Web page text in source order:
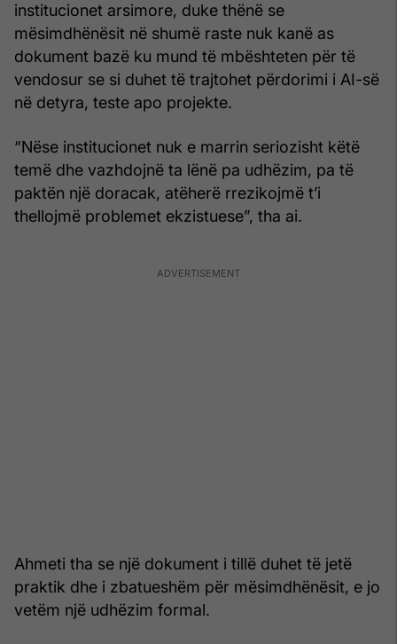
institucionet arsimore, duke thënë se
mësimdhënësit në shumë raste nuk kanë as
dokument bazë ku mund të mbështeten për të
vendosur se si duhet të trajtohet përdorimi i AI-së
në detyra, teste apo projekte.
“Nëse institucionet nuk e marrin seriozisht këtë
temë dhe vazhdojnë ta lënë pa udhëzim, pa të
paktën një doracak, atëherë rrezikojmë t’i
thellojmë problemet ekzistuese”, tha ai.
Ahmeti tha se një dokument i tillë duhet të jetë
praktik dhe i zbatueshëm për mësimdhënësit, e jo
vetëm një udhëzim formal.